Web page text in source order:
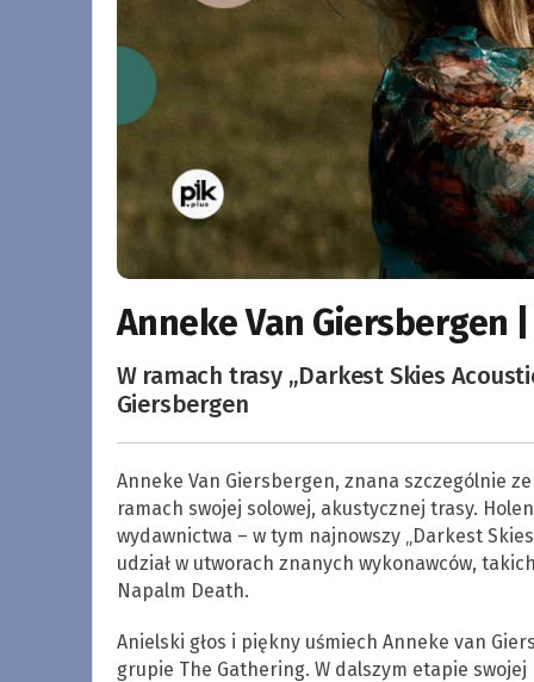
Anneke Van Giersbergen
W ramach trasy „Darkest Skies
Giersbergen
Anneke Van Giersbergen, znana szczególnie
ramach swojej solowej, akustycznej trasy.
wydawnictwa – w tym najnowszy „Darkest
udział w utworach znanych wykonawców,
Napalm Death.
Anielski głos i piękny uśmiech Anneke van
grupie The Gathering. W dalszym etapie